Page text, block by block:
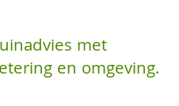
met
en omgeving.